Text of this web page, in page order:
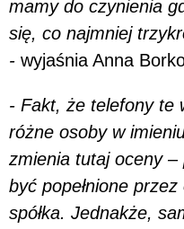
mamy do czynienia
się, co najmniej
- wyjaśnia Anna
- Fakt, że telefony te
różne osoby w
zmienia tutaj oceny
być popełnione
spółka. Jednakże,